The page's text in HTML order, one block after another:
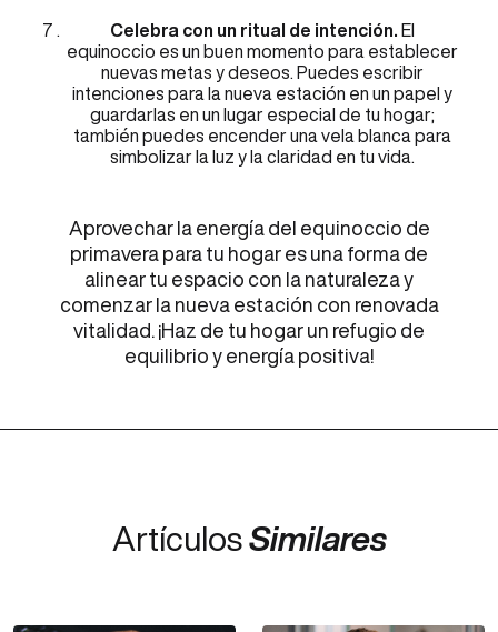
Celebra con un ritual de intención. El
equinoccio es un buen momento para establecer
nuevas metas y deseos. Puedes escribir
intenciones para la nueva estación en un papel y
guardarlas en un lugar especial de tu hogar;
también puedes encender una vela blanca para
simbolizar la luz y la claridad en tu vida.
Aprovechar la energía del equinoccio de
primavera para tu hogar es una forma de
alinear tu espacio con la naturaleza y
comenzar la nueva estación con renovada
vitalidad. ¡Haz de tu hogar un refugio de
equilibrio y energía positiva!
Artículos Similares